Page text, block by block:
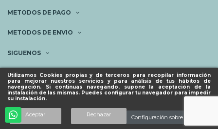
Utilizamos Cookies propias y de terceros para recopilar información
para mejorar nuestros servicios y para análisis de tus hábitos de
navegación. Si continuas navegando, supone la aceptación de la
instalación de las mismas. Puedes configurar tu navegador para impedir
su instalación.
Aceptar Rechazar Configuración sobre cookies
Añadir al carrito
METODOS DE PAGO
METODOS DE ENVIO
SIGUENOS
NEWSLETTER